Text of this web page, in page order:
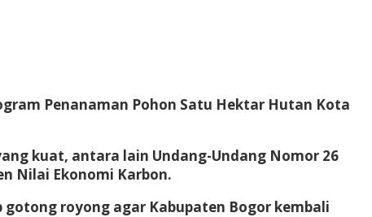
Penanaman Pohon Satu Hektar Hutan Kota
kuat, antara lain Undang-Undang Nomor 26
Nilai Ekonomi Karbon.
royong agar Kabupaten Bogor kembali